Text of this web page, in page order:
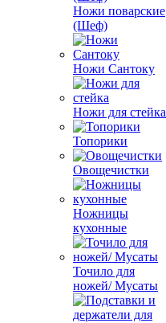
Ножи поварские
(Шеф)
Ножи Сантоку
Ножи для стейка
Топорики
Овощечистки
Ножницы
кухонные
Точило для
ножей/ Мусаты